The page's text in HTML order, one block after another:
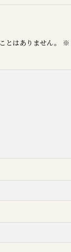
とはありません。 ※